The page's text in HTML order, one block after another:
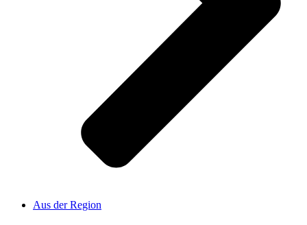
Aus der Region